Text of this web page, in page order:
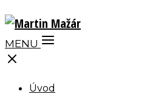
MENU
Úvod